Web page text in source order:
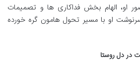
او، الهام بخش فداکاری ها و تصمیمات
او با مسیر تحول هامون گره خورده
در دل روستا